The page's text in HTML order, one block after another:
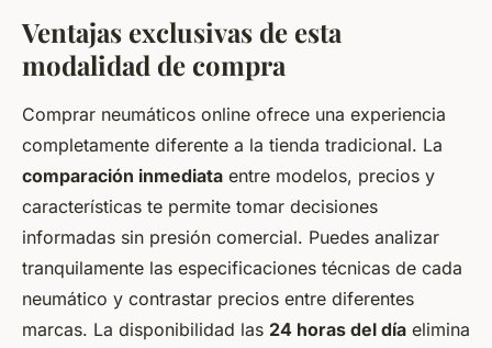
Ventajas exclusivas de esta
modalidad de compra
Comprar neumáticos online ofrece una experiencia
completamente diferente a la tienda tradicional. La
comparación inmediata entre modelos, precios y
características te permite tomar decisiones
informadas sin presión comercial. Puedes analizar
tranquilamente las especificaciones técnicas de cada
neumático y contrastar precios entre diferentes
marcas. La disponibilidad las 24 horas del día elimina